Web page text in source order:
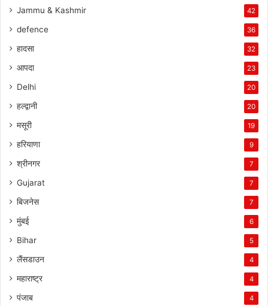
Jammu & Kashmir 42
defence 36
हादसा 32
आपदा 23
Delhi 20
हल्द्वानी 20
मसूरी 19
हरियाणा 9
श्रीनगर 7
Gujarat 7
बिजनेस 7
मुंबई 6
Bihar 5
लैंसडाउन 4
महाराष्ट्र 4
पंजाब 4